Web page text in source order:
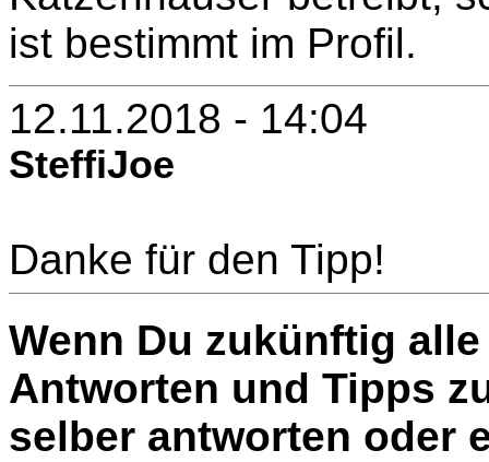
ist bestimmt im Profil.
12.11.2018 - 14:04
SteffiJoe
Danke für den Tipp!
Wenn Du zukünftig
Antworten und Tipps
selber antworten oder